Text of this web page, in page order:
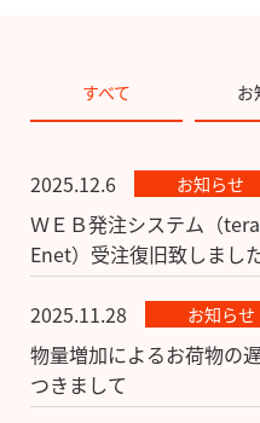
すべて お
2025.12.6 お知らせ
ＷＥＢ発注システム（
Enet）受注復旧致しまし
2025.11.28 お知らせ
物量増加によるお荷物の
つきまして